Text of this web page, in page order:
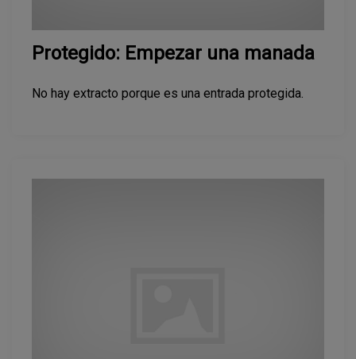
Protegido: Empezar una manada
No hay extracto porque es una entrada protegida.